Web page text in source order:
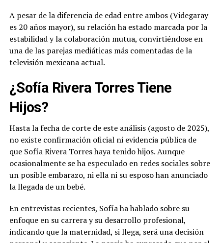
A pesar de la diferencia de edad entre ambos (Videgaray
es 20 años mayor), su relación ha estado marcada por la
estabilidad y la colaboración mutua, convirtiéndose en
una de las parejas mediáticas más comentadas de la
televisión mexicana actual.
¿Sofía Rivera Torres Tiene
Hijos?
Hasta la fecha de corte de este análisis (agosto de 2025),
no existe confirmación oficial ni evidencia pública de
que Sofía Rivera Torres haya tenido hijos. Aunque
ocasionalmente se ha especulado en redes sociales sobre
un posible embarazo, ni ella ni su esposo han anunciado
la llegada de un bebé.
En entrevistas recientes, Sofía ha hablado sobre su
enfoque en su carrera y su desarrollo profesional,
indicando que la maternidad, si llega, será una decisión